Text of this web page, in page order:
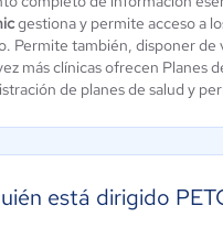
gestiona y permite acceso a
Permite también, disponer de
más clínicas ofrecen Planes
de planes de salud y
está dirigido